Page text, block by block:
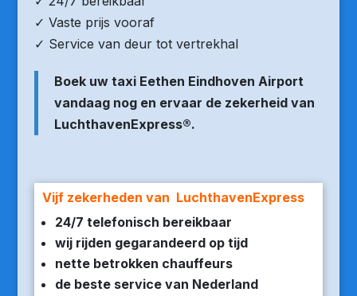
✓ Vaste prijs vooraf
✓ Service van deur tot vertrekhal
Boek uw taxi Eethen Eindhoven Airport
vandaag nog en ervaar de zekerheid van
LuchthavenExpress®.
Vijf zekerheden van LuchthavenExpress
24/7 telefonisch bereikbaar
wij rijden gegarandeerd op tijd
nette betrokken chauffeurs
de beste service van Nederland